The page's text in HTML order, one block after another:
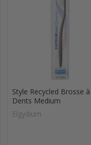
Style Recycled Brosse à
Dents Medium
Elgydium